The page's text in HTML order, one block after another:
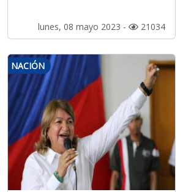
lunes, 08 mayo 2023 - 21034
NACIÓN